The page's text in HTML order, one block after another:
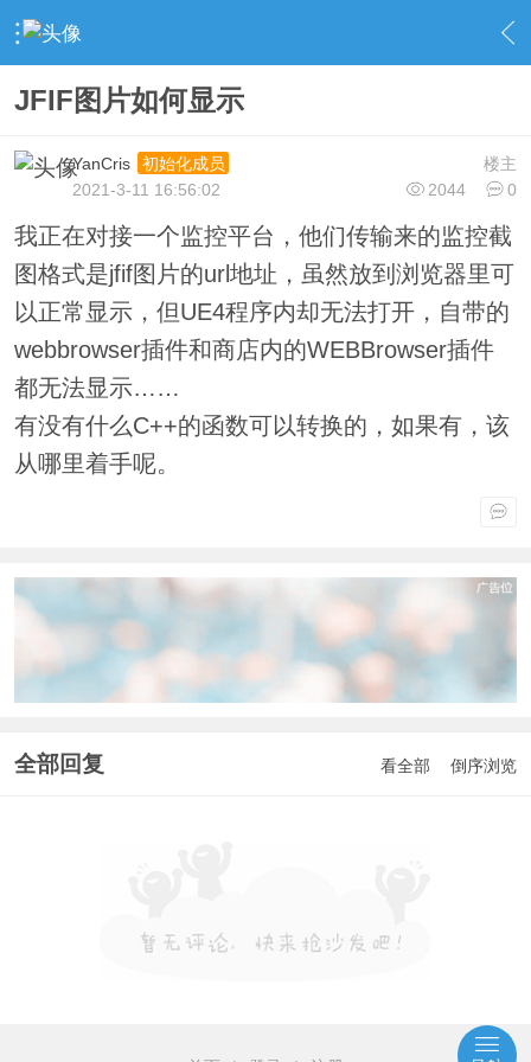
› UnrealEngine 4 专区 › UE4 综合问答 › 内容
JFIF图片如何显示
楼主
YanCris
初始化成员
2044
0
2021-3-11 16:56:02
我正在对接一个监控平台，他们传输来的监控截
图格式是jfif图片的url地址，虽然放到浏览器里可
以正常显示，但UE4程序内却无法打开，自带的
webbrowser插件和商店内的WEBBrowser插件
都无法显示……
有没有什么C++的函数可以转换的，如果有，该
从哪里着手呢。
全部回复 看全部 倒序浏览